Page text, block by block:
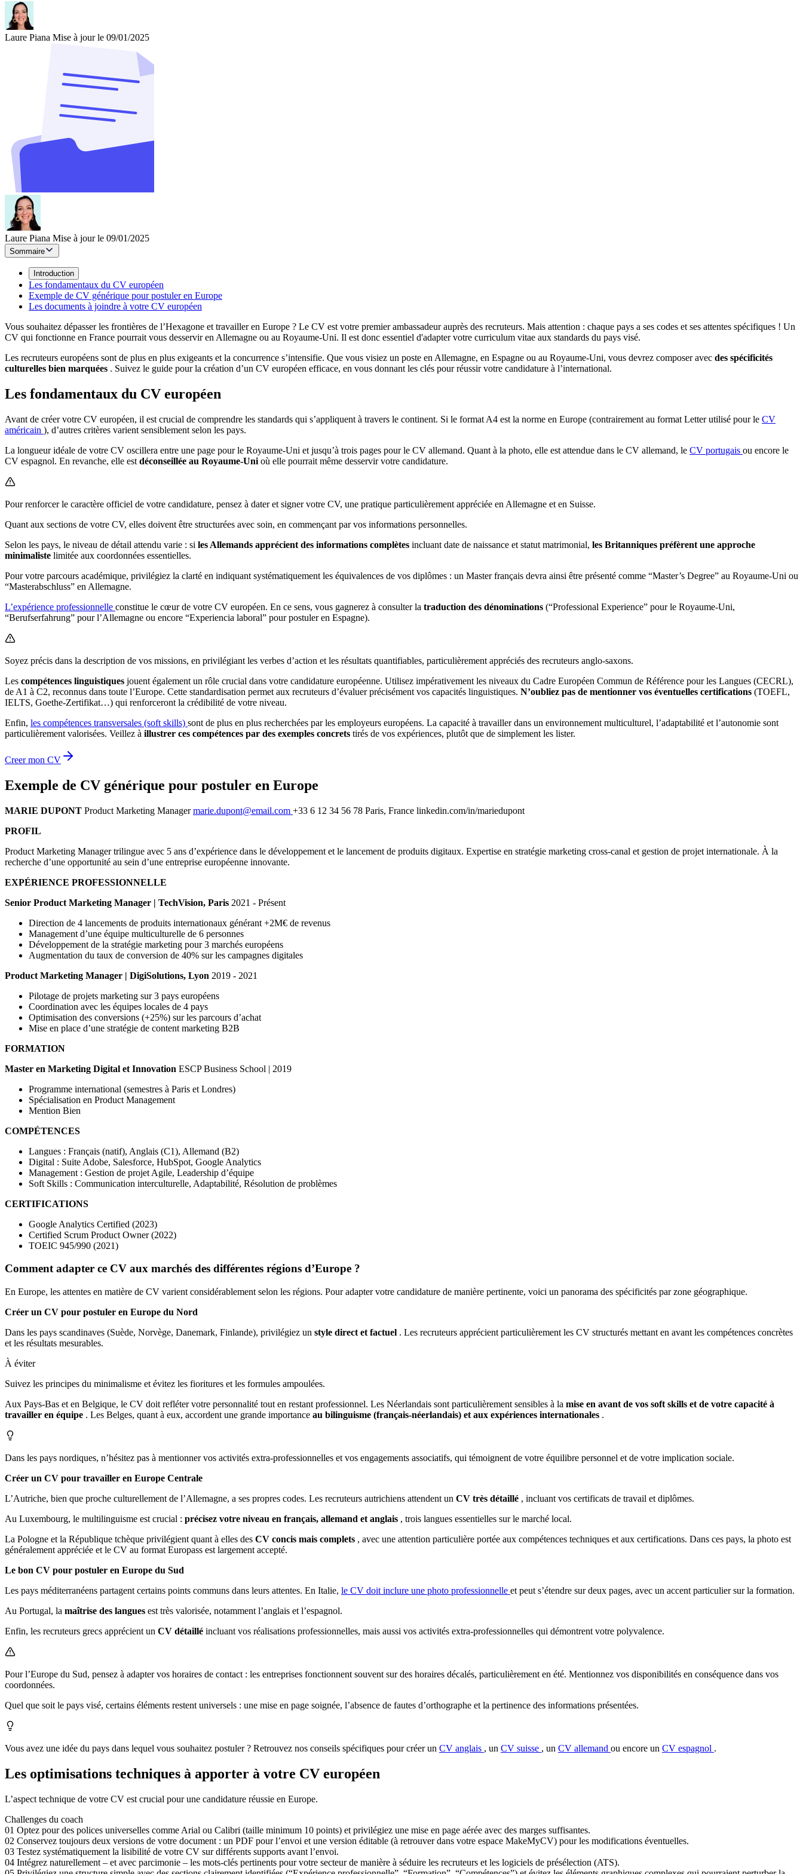
Laure Piana Mise à jour le 09/01/2025
Laure Piana Mise à jour le 09/01/2025
Sommaire
Introduction
Les fondamentaux du CV européen
Exemple de CV générique pour postuler en Europe
Les documents à joindre à votre CV européen
Vous souhaitez dépasser les frontières de l’Hexagone et travailler en Europe ? Le CV est votre premier ambassadeur auprès des recruteurs. Mais attention : chaque pays a ses codes et ses attentes spécifiques ! Un
CV qui fonctionne en France pourrait vous desservir en Allemagne ou au Royaume-Uni. Il est donc essentiel d'adapter votre curriculum vitae aux standards du pays visé.
Les recruteurs européens sont de plus en plus exigeants et la concurrence s’intensifie. Que vous visiez un poste en Allemagne, en Espagne ou au Royaume-Uni, vous devrez composer avec des spécificités
culturelles bien marquées . Suivez le guide pour la création d’un CV européen efficace, en vous donnant les clés pour réussir votre candidature à l’international.
Les fondamentaux du CV européen
Avant de créer votre CV européen, il est crucial de comprendre les standards qui s’appliquent à travers le continent. Si le format A4 est la norme en Europe (contrairement au format Letter utilisé pour le CV
américain ), d’autres critères varient sensiblement selon les pays.
La longueur idéale de votre CV oscillera entre une page pour le Royaume-Uni et jusqu’à trois pages pour le CV allemand. Quant à la photo, elle est attendue dans le CV allemand, le CV portugais ou encore le
CV espagnol. En revanche, elle est déconseillée au Royaume-Uni où elle pourrait même desservir votre candidature.
Pour renforcer le caractère officiel de votre candidature, pensez à dater et signer votre CV, une pratique particulièrement appréciée en Allemagne et en Suisse.
Quant aux sections de votre CV, elles doivent être structurées avec soin, en commençant par vos informations personnelles.
Selon les pays, le niveau de détail attendu varie : si les Allemands apprécient des informations complètes incluant date de naissance et statut matrimonial, les Britanniques préfèrent une approche
minimaliste limitée aux coordonnées essentielles.
Pour votre parcours académique, privilégiez la clarté en indiquant systématiquement les équivalences de vos diplômes : un Master français devra ainsi être présenté comme “Master’s Degree” au Royaume-Uni ou
“Masterabschluss” en Allemagne.
L’expérience professionnelle constitue le cœur de votre CV européen. En ce sens, vous gagnerez à consulter la traduction des dénominations (“Professional Experience” pour le Royaume-Uni,
“Berufserfahrung” pour l’Allemagne ou encore “Experiencia laboral” pour postuler en Espagne).
Soyez précis dans la description de vos missions, en privilégiant les verbes d’action et les résultats quantifiables, particulièrement appréciés des recruteurs anglo-saxons.
Les compétences linguistiques jouent également un rôle crucial dans votre candidature européenne. Utilisez impérativement les niveaux du Cadre Européen Commun de Référence pour les Langues (CECRL),
de A1 à C2, reconnus dans toute l’Europe. Cette standardisation permet aux recruteurs d’évaluer précisément vos capacités linguistiques. N’oubliez pas de mentionner vos éventuelles certifications (TOEFL,
IELTS, Goethe-Zertifikat…) qui renforceront la crédibilité de votre niveau.
Enfin, les compétences transversales (soft skills) sont de plus en plus recherchées par les employeurs européens. La capacité à travailler dans un environnement multiculturel, l’adaptabilité et l’autonomie sont
particulièrement valorisées. Veillez à illustrer ces compétences par des exemples concrets tirés de vos expériences, plutôt que de simplement les lister.
Creer mon CV
Exemple de CV générique pour postuler en Europe
MARIE DUPONT Product Marketing Managermarie.dupont@email.com +33 6 12 34 56 78 Paris, France linkedin.com/in/mariedupont
PROFIL
Product Marketing Manager trilingue avec 5 ans d’expérience dans le développement et le lancement de produits digitaux. Expertise en stratégie marketing cross-canal et gestion de projet internationale. À la
recherche d’une opportunité au sein d’une entreprise européenne innovante.
EXPÉRIENCE PROFESSIONNELLE
Senior Product Marketing Manager | TechVision, Paris 2021 - Présent
Direction de 4 lancements de produits internationaux générant +2M€ de revenus
Management d’une équipe multiculturelle de 6 personnes
Développement de la stratégie marketing pour 3 marchés européens
Augmentation du taux de conversion de 40% sur les campagnes digitales
Product Marketing Manager | DigiSolutions, Lyon 2019 - 2021
Pilotage de projets marketing sur 3 pays européens
Coordination avec les équipes locales de 4 pays
Optimisation des conversions (+25%) sur les parcours d’achat
Mise en place d’une stratégie de content marketing B2B
FORMATION
Master en Marketing Digital et Innovation ESCP Business School | 2019
Programme international (semestres à Paris et Londres)
Spécialisation en Product Management
Mention Bien
COMPÉTENCES
Langues : Français (natif), Anglais (C1), Allemand (B2)
Digital : Suite Adobe, Salesforce, HubSpot, Google Analytics
Management : Gestion de projet Agile, Leadership d’équipe
Soft Skills : Communication interculturelle, Adaptabilité, Résolution de problèmes
CERTIFICATIONS
Google Analytics Certified (2023)
Certified Scrum Product Owner (2022)
TOEIC 945/990 (2021)
Comment adapter ce CV aux marchés des différentes régions d’Europe ?
En Europe, les attentes en matière de CV varient considérablement selon les régions. Pour adapter votre candidature de manière pertinente, voici un panorama des spécificités par zone géographique.
Créer un CV pour postuler en Europe du Nord
Dans les pays scandinaves (Suède, Norvège, Danemark, Finlande), privilégiez un style direct et factuel . Les recruteurs apprécient particulièrement les CV structurés mettant en avant les compétences concrètes
et les résultats mesurables.
À éviter
Suivez les principes du minimalisme et évitez les fioritures et les formules ampoulées.
Aux Pays-Bas et en Belgique, le CV doit refléter votre personnalité tout en restant professionnel. Les Néerlandais sont particulièrement sensibles à la mise en avant de vos soft skills et de votre capacité à
travailler en équipe . Les Belges, quant à eux, accordent une grande importance au bilinguisme (français-néerlandais) et aux expériences internationales .
Dans les pays nordiques, n’hésitez pas à mentionner vos activités extra-professionnelles et vos engagements associatifs, qui témoignent de votre équilibre personnel et de votre implication sociale.
Créer un CV pour travailler en Europe Centrale
L’Autriche, bien que proche culturellement de l’Allemagne, a ses propres codes. Les recruteurs autrichiens attendent un CV très détaillé , incluant vos certificats de travail et diplômes.
Au Luxembourg, le multilinguisme est crucial : précisez votre niveau en français, allemand et anglais , trois langues essentielles sur le marché local.
La Pologne et la République tchèque privilégient quant à elles des CV concis mais complets , avec une attention particulière portée aux compétences techniques et aux certifications. Dans ces pays, la photo est
généralement appréciée et le CV au format Europass est largement accepté.
Le bon CV pour postuler en Europe du Sud
Les pays méditerranéens partagent certains points communs dans leurs attentes. En Italie, le CV doit inclure une photo professionnelle et peut s’étendre sur deux pages, avec un accent particulier sur la formation.
Au Portugal, la maîtrise des langues est très valorisée, notamment l’anglais et l’espagnol.
Enfin, les recruteurs grecs apprécient un CV détaillé incluant vos réalisations professionnelles, mais aussi vos activités extra-professionnelles qui démontrent votre polyvalence.
Pour l’Europe du Sud, pensez à adapter vos horaires de contact : les entreprises fonctionnent souvent sur des horaires décalés, particulièrement en été. Mentionnez vos disponibilités en conséquence dans vos
coordonnées.
Quel que soit le pays visé, certains éléments restent universels : une mise en page soignée, l’absence de fautes d’orthographe et la pertinence des informations présentées.
Vous avez une idée du pays dans lequel vous souhaitez postuler ? Retrouvez nos conseils spécifiques pour créer un CV anglais , un CV suisse , un CV allemand ou encore un CV espagnol .
Les optimisations techniques à apporter à votre CV européen
L’aspect technique de votre CV est crucial pour une candidature réussie en Europe.
Challenges du coach
01 Optez pour des polices universelles comme Arial ou Calibri (taille minimum 10 points) et privilégiez une mise en page aérée avec des marges suffisantes.
02 Conservez toujours deux versions de votre document : un PDF pour l’envoi et une version éditable (à retrouver dans votre espace MakeMyCV) pour les modifications éventuelles.
03 Testez systématiquement la lisibilité de votre CV sur différents supports avant l’envoi.
04 Intégrez naturellement – et avec parcimonie – les mots-clés pertinents pour votre secteur de manière à séduire les recruteurs et les logiciels de présélection (ATS).